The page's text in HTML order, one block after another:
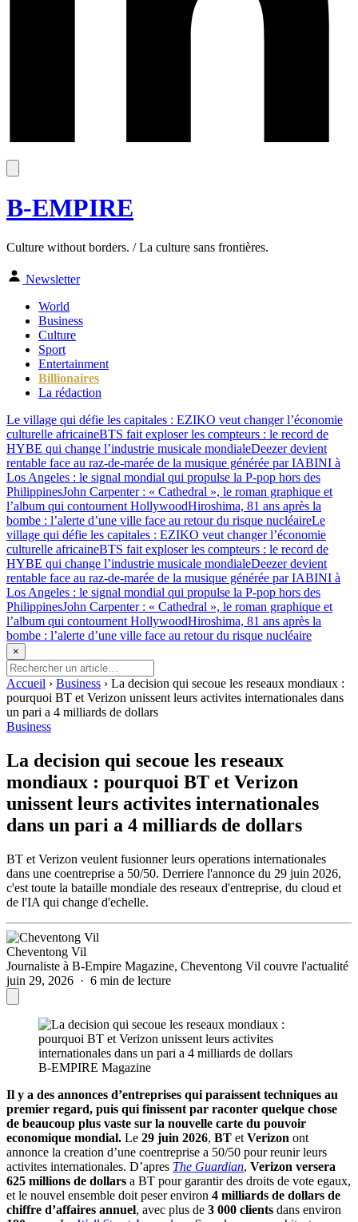
B-EMPIRE
Culture without borders. / La culture sans frontières.
Newsletter
World
Business
Culture
Sport
Entertainment
Billionaires
La rédaction
Le village qui défie les capitales : EZIKO veut changer l’économie
culturelle africaineBTS fait exploser les compteurs : le record de
HYBE qui change l’industrie musicale mondialeDeezer devient
rentable face au raz-de-marée de la musique générée par IABINI à
Los Angeles : le signal mondial qui propulse la P-pop hors des
PhilippinesJohn Carpenter : « Cathedral », le roman graphique et
l’album qui contournent HollywoodHiroshima, 81 ans après la
bombe : l’alerte d’une ville face au retour du risque nucléaireLe
village qui défie les capitales : EZIKO veut changer l’économie
culturelle africaineBTS fait exploser les compteurs : le record de
HYBE qui change l’industrie musicale mondialeDeezer devient
rentable face au raz-de-marée de la musique générée par IABINI à
Los Angeles : le signal mondial qui propulse la P-pop hors des
PhilippinesJohn Carpenter : « Cathedral », le roman graphique et
l’album qui contournent HollywoodHiroshima, 81 ans après la
bombe : l’alerte d’une ville face au retour du risque nucléaire
×
Accueil › Business › La decision qui secoue les reseaux mondiaux :
pourquoi BT et Verizon unissent leurs activites internationales dans
un pari a 4 milliards de dollars
Business
La decision qui secoue les reseaux
mondiaux : pourquoi BT et Verizon
unissent leurs activites internationales
dans un pari a 4 milliards de dollars
BT et Verizon veulent fusionner leurs operations internationales
dans une coentreprise a 50/50. Derriere l'annonce du 29 juin 2026,
c'est toute la bataille mondiale des reseaux d'entreprise, du cloud et
de l'IA qui change d'echelle.
Cheventong Vil
Journaliste à B-Empire Magazine, Cheventong Vil couvre l'actualité
juin 29, 2026 · 6 min de lecture
B-EMPIRE Magazine
Il y a des annonces d’entreprises qui paraissent techniques au
premier regard, puis qui finissent par raconter quelque chose
de beaucoup plus vaste sur la nouvelle carte du pouvoir
economique mondial. Le 29 juin 2026, BT et Verizon ont
annonce la creation d’une coentreprise a 50/50 pour reunir leurs
activites internationales. D’apres The Guardian, Verizon versera
625 millions de dollars a BT pour garantir des droits de vote egaux,
et le nouvel ensemble doit peser environ 4 milliards de dollars de
chiffre d’affaires annuel, avec plus de 3 000 clients dans environ